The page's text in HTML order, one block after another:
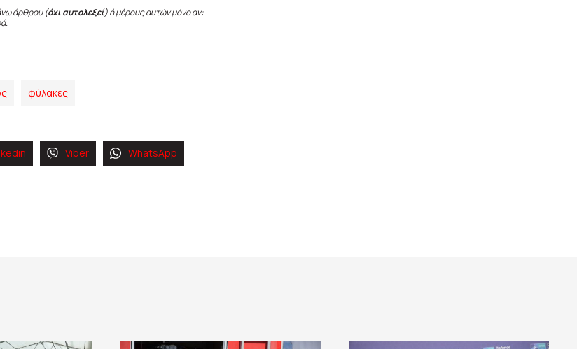
άρθρου (όχι αυτολεξεί) ή μέρους αυτών μόνο αν:
φύλακες
Viber WhatsApp